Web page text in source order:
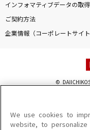
インフォマティブデータの取
ご契約方法
企業情報（コーポレートサイト
©
このサイトに掲載されている一
を問わず、著作権法の定める範
を禁じます。
We use cookies to
website, to